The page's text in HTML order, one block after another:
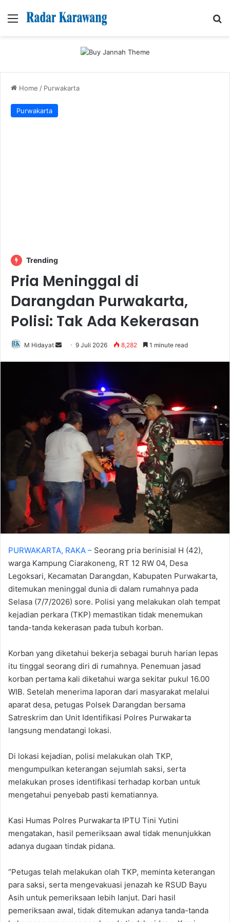
Menu
Home / Purwakarta
Purwakarta
Trending
Pria Meninggal di
Darangdan Purwakarta,
Polisi: Tak Ada Kekerasan
M Hidayat
Send9 Juli 2026 8,282 1 minute read
PURWAKARTA, RAKA – Seorang pria berinisial H (42),
warga Kampung Ciarakoneng, RT 12 RW 04, Desa
Legoksari, Kecamatan Darangdan, Kabupaten Purwakarta,
ditemukan meninggal dunia di dalam rumahnya pada
Selasa (7/7/2026) sore. Polisi yang melakukan olah tempat
kejadian perkara (TKP) memastikan tidak menemukan
tanda-tanda kekerasan pada tubuh korban.
Korban yang diketahui bekerja sebagai buruh harian lepas
itu tinggal seorang diri di rumahnya. Penemuan jasad
korban pertama kali diketahui warga sekitar pukul 16.00
WIB. Setelah menerima laporan dari masyarakat melalui
aparat desa, petugas Polsek Darangdan bersama
Satreskrim dan Unit Identifikasi Polres Purwakarta
langsung mendatangi lokasi.
Di lokasi kejadian, polisi melakukan olah TKP,
mengumpulkan keterangan sejumlah saksi, serta
melakukan proses identifikasi terhadap korban untuk
mengetahui penyebab pasti kematiannya.
Kasi Humas Polres Purwakarta IPTU Tini Yutini
mengatakan, hasil pemeriksaan awal tidak menunjukkan
adanya dugaan tindak pidana.
“Petugas telah melakukan olah TKP, meminta keterangan
para saksi, serta mengevakuasi jenazah ke RSUD Bayu
Asih untuk pemeriksaan lebih lanjut. Dari hasil
pemeriksaan awal, tidak ditemukan adanya tanda-tanda